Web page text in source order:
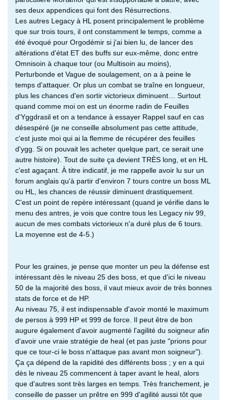
ses deux appendices qui font des Résurrections.
Les autres Legacy à HL posent principalement le problème
que sur trois tours, il ont constamment le temps, comme a
été évoqué pour Orgodémir si j'ai bien lu, de lancer des
altérations d'état ET des buffs sur eux-même, donc entre
Omnisoin à chaque tour (ou Multisoin au moins),
Perturbonde et Vague de soulagement, on a à peine le
temps d'attaquer. Or plus un combat se traîne en longueur,
plus les chances d'en sortir victorieux diminuent… Surtout
quand comme moi on est un énorme radin de Feuilles
d'Yggdrasil et on a tendance à essayer Rappel sauf en cas
désespéré (je ne conseille absolument pas cette attitude,
c'est juste moi qui ai la flemme de récupérer des feuilles
d'ygg. Si on pouvait les acheter quelque part, ce serait une
autre histoire). Tout de suite ça devient TRÈS long, et en HL
c'est agaçant. À titre indicatif, je me rappelle avoir lu sur un
forum anglais qu'à partir d'environ 7 tours contre un boss ML
ou HL, les chances de réussir diminuent drastiquement.
C'est un point de repère intéressant (quand je vérifie dans le
menu des antres, je vois que contre tous les Legacy niv 99,
aucun de mes combats victorieux n'a duré plus de 6 tours.
La moyenne est de 4-5.)
Pour les graines, je pense que monter un peu la défense est
intéressant dès le niveau 25 des boss, et que d'ici le niveau
50 de la majorité des boss, il vaut mieux avoir de très bonnes
stats de force et de HP.
Au niveau 75, il est indispensable d'avoir monté le maximum
de persos à 999 HP et 999 de force. Il peut être de bon
augure également d'avoir augmenté l'agilité du soigneur afin
d'avoir une vraie stratégie de heal (et pas juste "prions pour
que ce tour-ci le boss n'attaque pas avant mon soigneur").
Ça ça dépend de la rapidité des différents boss ; y en a qui
dès le niveau 25 commencent à taper avant le heal, alors
que d'autres sont très larges en temps. Très franchement, je
conseille de passer un prêtre en 999 d'agilité aussi tôt que